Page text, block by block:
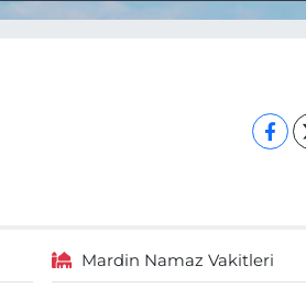
Mardin Namaz Vakitleri